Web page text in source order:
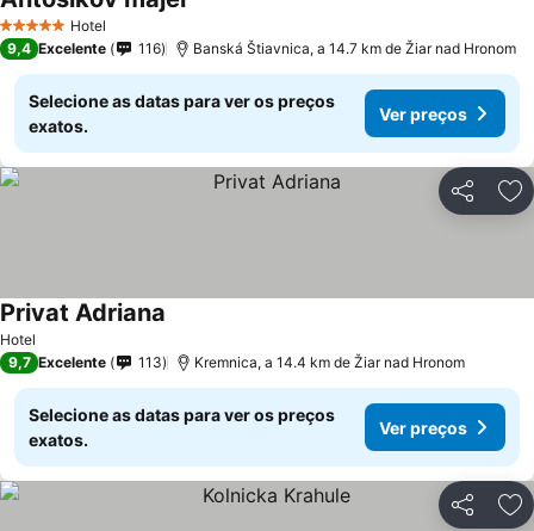
5 Estrelas Hotel
9,4 Excelente 116 Banská Štiavnica, a 14.7 km de Žiar nad Hronom
Selecione as datas para ver os preços
exatos.
Ver preços
Partilhar
Hotel
Privat Adriana
9,7 Excelente 113 Kremnica, a 14.4 km de Žiar nad Hronom
Selecione as datas para ver os preços
exatos.
Ver preços
Partilhar